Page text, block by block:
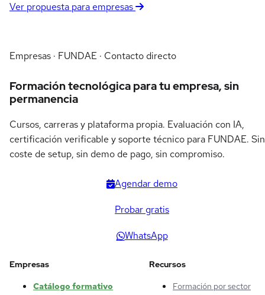
Ver propuesta para empresas
Empresas · FUNDAE · Contacto directo
Formación tecnológica para tu empresa, sin
permanencia
Cursos, carreras y plataforma propia. Evaluación con IA,
certificación verificable y soporte técnico para FUNDAE. Sin
coste de setup, sin demo de pago, sin compromiso.
Agendar demo
Probar gratis
WhatsApp
Empresas
Catálogo formativo
Recursos
Formación por sector